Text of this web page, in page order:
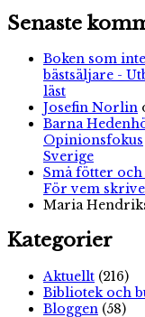
Senaste
Boken som
bästsäljare -
läst
Josefin Norlin
Barna
Opinionsfokus
Sverige
Små fötter
För vem
Maria
Kategorier
Aktuellt (216)
Bibliotek och
Bloggen (58)